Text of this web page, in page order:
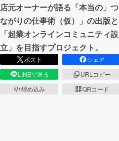
店元オーナーが語る「本当の」つ
ながりの仕事術（仮）」の出版と
「起業オンラインコミュニティ設
立」を目指すプロジェクト。
ポスト
シェア
LINEで送る
URLコピー
埋め込み
QRコード